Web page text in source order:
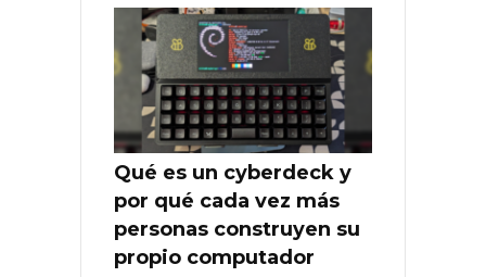
Qué es un cyberdeck y
por qué cada vez más
personas construyen su
propio computador